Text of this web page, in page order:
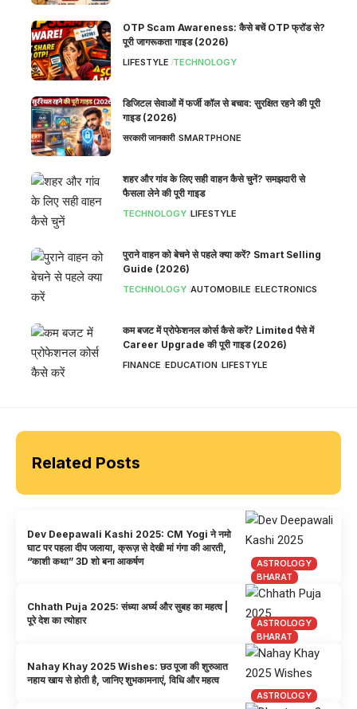
OTP Scam Awareness: कैसे बचें OTP फ्रॉड से?
पूरी जागरूकता गाइड (2026)
LIFESTYLE TECHNOLOGY
डिजिटल सेवाओं में फर्जी कॉल से बचाव: सुरक्षित रहने की पूरी
गाइड (2026)
सरकारी जानकारी SMARTPHONE
शहर और गांव के लिए सही वाहन कैसे चुनें? समझदारी से
फैसला लेने की पूरी गाइड
TECHNOLOGY LIFESTYLE
पुराने वाहन को बेचने से पहले क्या करें? Smart Selling
Guide (2026)
TECHNOLOGY AUTOMOBILE ELECTRONICS
कम बजट में प्रोफेशनल कोर्स कैसे करें? Limited पैसे में
Career Upgrade की पूरी गाइड (2026)
FINANCE EDUCATION LIFESTYLE
Related Posts
ASTROLOGY
BHARAT
Dev Deepawali Kashi 2025: CM Yogi ने नमो
घाट पर पहला दीप जलाया, क्रूज़ से देखी मां गंगा की आरती,
“काशी कथा” 3D शो बना आकर्षण
ASTROLOGY
BHARAT
Chhath Puja 2025: संध्या अर्घ्य और सुबह का महत्व |
पूरे देश का त्योहार
ASTROLOGY
Nahay Khay 2025 Wishes: छठ पूजा की शुरुआत
नहाय खाय से होती है, जानिए शुभकामनाएं, विधि और महत्व